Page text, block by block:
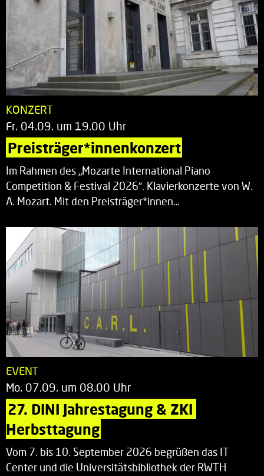
KONZERT
Fr. 04.09. um 19.00 Uhr
Preisträger*innenkonzert
Im Rahmen des „Mozarte International Piano
Competition & Festival 2026“. Klavierkonzerte von W.
A. Mozart. Mit den Preisträger*innen…
EVENT
Mo. 07.09. um 08.00 Uhr
27. DINI Jahrestagung & ZKI
Herbsttagung
Vom 7. bis 10. September 2026 begrüßen das IT
Center und die Universitätsbibliothek der RWTH